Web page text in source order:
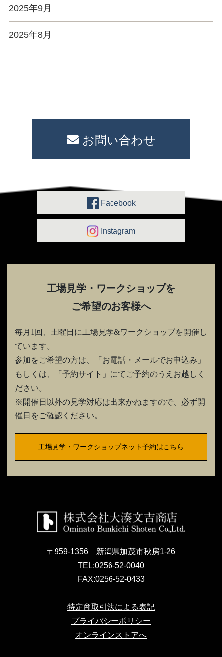
2025年9月
2025年8月
お問い合わせ
Facebook
Instagram
工場見学・ワークショップを
ご希望のお客様へ
毎月1回、土曜日に工場見学&ワークショップを開催し
ています。
参加をご希望の方は、「お電話・メールでお申込み」
もしくは、「予約サイト」にてご予約のうえお越しく
ださい。
※開催日以外の見学対応は出来かねますので、必ず開
催日をご確認ください。
工場見学・ワークショップネット予約はこちら
〒959-1356 新潟県加茂市秋房1-26
TEL:0256-52-0040
FAX:0256-52-0433
特定商取引法による表記
プライバシーポリシー
オンラインストアへ